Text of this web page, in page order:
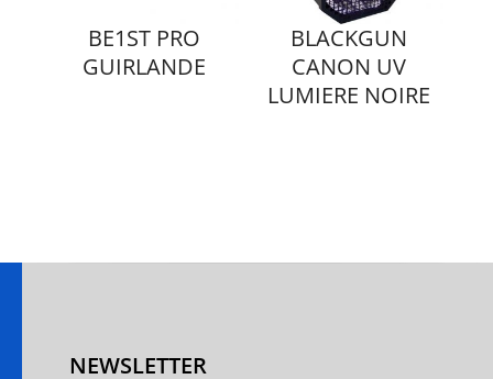
BE1ST PRO
GUIRLANDE
BLACKGUN
CANON UV
LUMIERE NOIRE
NEWSLETTER